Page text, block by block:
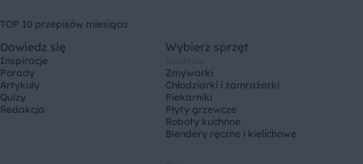
TOP 10 przepisów miesiąca
Dowiedz się
Inspiracje
Porady
Artykuły
Quizy
Redakcja
Wybierz sprzęt
Zmywarki
Chłodziarki i zamrażarki
Piekarniki
Płyty grzewcze
Roboty kuchnne
Blendery ręczne i kielichowe